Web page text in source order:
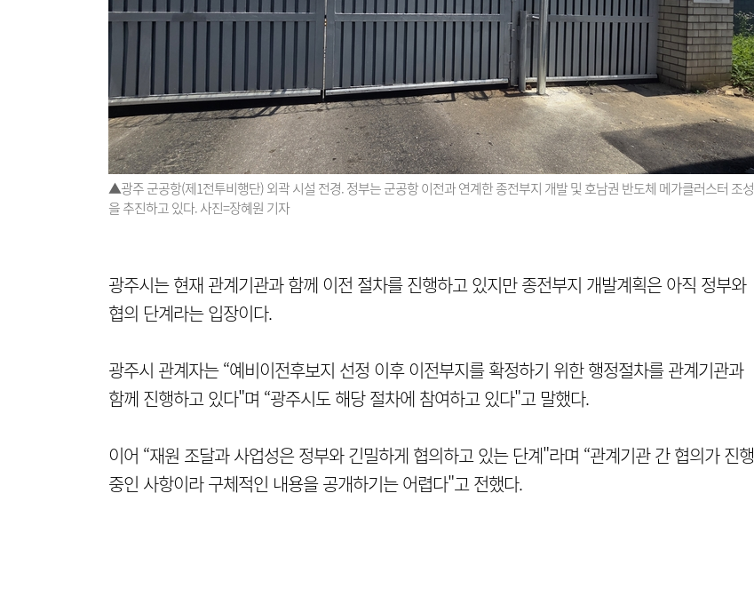
▲광주 군공항(제1전투비행단) 외곽 시설 전경. 정부는 군공항 이전과 연계한 종전부지 개발 및 호남권 반도체 메가클러스터 조성
을 추진하고 있다. 사진=장혜원 기자
광주시는 현재 관계기관과 함께 이전 절차를 진행하고 있지만 종전부지 개발계획은 아직 정부와
협의 단계라는 입장이다.
광주시 관계자는 “예비이전후보지 선정 이후 이전부지를 확정하기 위한 행정절차를 관계기관과
함께 진행하고 있다"며 “광주시도 해당 절차에 참여하고 있다"고 말했다.
이어 “재원 조달과 사업성은 정부와 긴밀하게 협의하고 있는 단계"라며 “관계기관 간 협의가 진행
중인 사항이라 구체적인 내용을 공개하기는 어렵다"고 전했다.